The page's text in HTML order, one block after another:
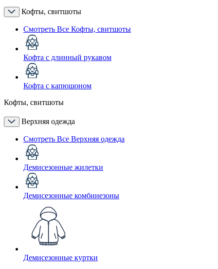
Кофты, свитшоты
Смотреть Все Кофты, свитшоты
Кофта с длинный рукавом
Кофта с капюшоном
Кофты, свитшоты
Верхняя одежда
Смотреть Все Верхняя одежда
Демисезонные жилетки
Демисезонные комбинезоны
Демисезонные куртки